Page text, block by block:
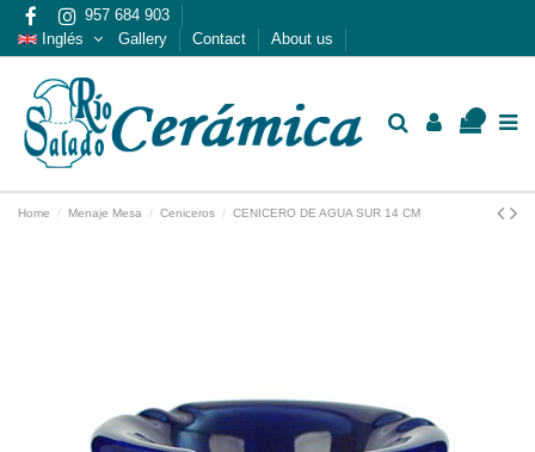
957 684 903
Inglés
Gallery Contact About us
Home Menaje Mesa Ceniceros CENICERO DE AGUA SUR 14 CM